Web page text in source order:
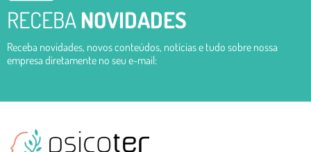
RECEBANOVIDADES
Receba novidades, novos conteúdos, notícias e tudo sobre nossa
empresa diretamente no seu e-mail: